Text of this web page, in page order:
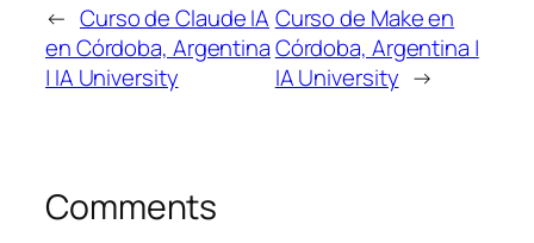
← Curso de Claude IA
en Córdoba, Argentina
| IA University
Curso de Make en
Córdoba, Argentina |
IA University →
Comments